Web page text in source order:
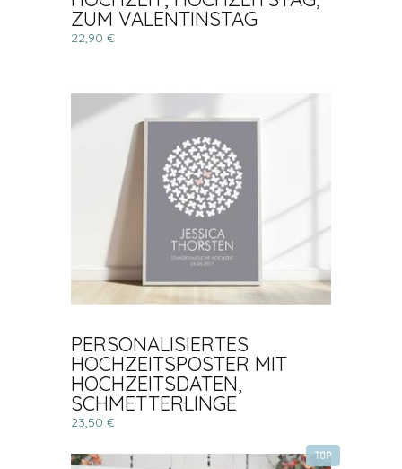
ZUM VALENTINSTAG
22,90 €
PERSONALISIERTES
HOCHZEITSPOSTER MIT
HOCHZEITSDATEN,
SCHMETTERLINGE
23,50 €
TOP